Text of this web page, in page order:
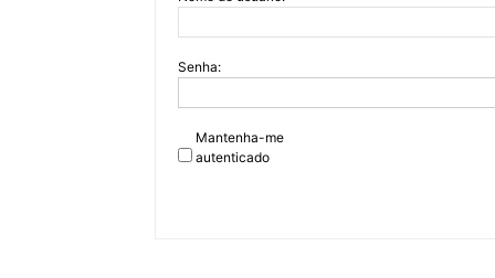
Senha:
Mantenha-me
autenticado